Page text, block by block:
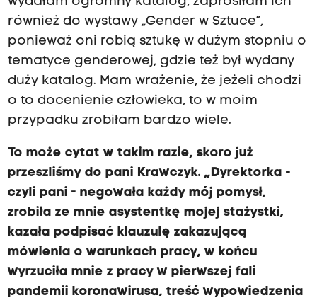
również do wystawy „Gender w Sztuce”,
ponieważ oni robią sztukę w dużym stopniu o
tematyce genderowej, gdzie też był wydany
duży katalog. Mam wrażenie, że jeżeli chodzi
o to docenienie człowieka, to w moim
przypadku zrobiłam bardzo wiele.
To może cytat w takim razie, skoro już
przeszliśmy do pani Krawczyk. „Dyrektorka -
czyli pani - negowała każdy mój pomysł,
zrobiła ze mnie asystentkę mojej stażystki,
kazała podpisać klauzulę zakazującą
mówienia o warunkach pracy, w końcu
wyrzuciła mnie z pracy w pierwszej fali
pandemii koronawirusa, treść wypowiedzenia